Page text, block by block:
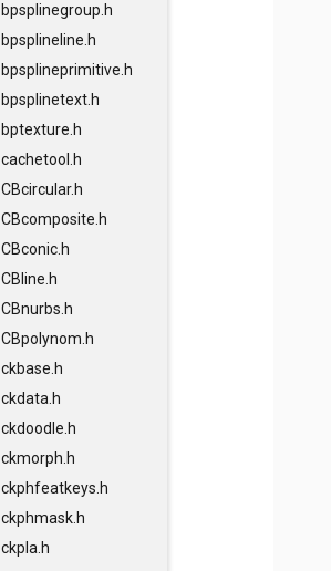
bpsplinegroup.h
bpsplineline.h
bpsplineprimitive.h
bpsplinetext.h
bptexture.h
cachetool.h
CBcircular.h
CBcomposite.h
CBconic.h
CBline.h
CBnurbs.h
CBpolynom.h
ckbase.h
ckdata.h
ckdoodle.h
ckmorph.h
ckphfeatkeys.h
ckphmask.h
ckpla.h